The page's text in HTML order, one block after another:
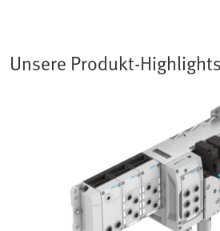
Unsere Produkt-